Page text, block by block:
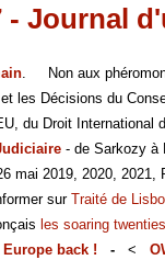
- Journal
. Non aux
les Décisions du
du Droit International
- de Sarkozy à
mai 2019, 2020, 2021,
sur Traité de
les soaring twenties
Europe back ! - <